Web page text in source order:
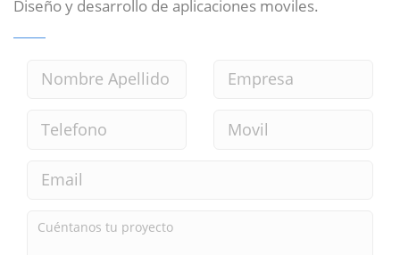
Diseño y desarrollo de aplicaciones moviles.